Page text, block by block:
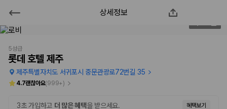
롯데 호텔 제주
2000만 이용고객이 선택한 제주 렌트카 가격비교 플랫폼
상세정보
5성급
롯데 호텔 제주
제주특별자치도 서귀포시 중문관광로72번길 35
4.7괜찮아요(999+)
3초 가입하고 더 많은 혜택을 받으세요. 혜택보기